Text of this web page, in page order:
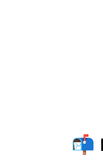
📬